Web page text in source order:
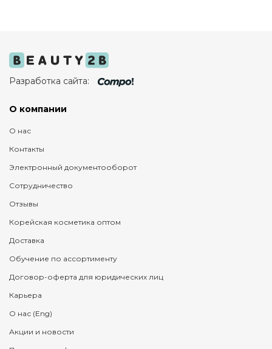
Разработка сайта:
О компании
О нас
Контакты
Электронный документооборот
Сотрудничество
Отзывы
Корейская косметика оптом
Доставка
Обучение по ассортименту
Договор-оферта для юридических лиц
Карьера
О нас (Eng)
Акции и новости